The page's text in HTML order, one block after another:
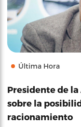
Última Hora
Presidente de
sobre la
racionamiento